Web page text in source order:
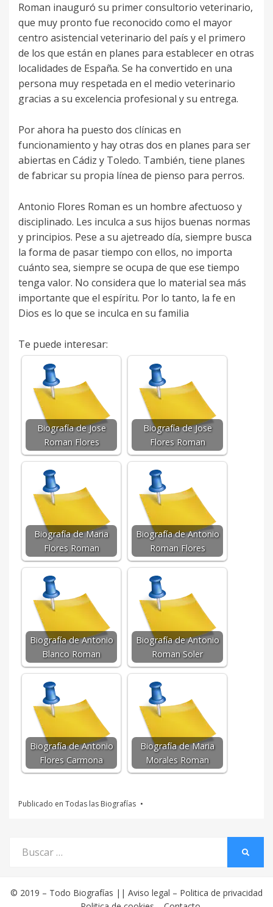
Roman inauguró su primer consultorio veterinario,
que muy pronto fue reconocido como el mayor
centro asistencial veterinario del país y el primero
de los que están en planes para establecer en otras
localidades de España. Se ha convertido en una
persona muy respetada en el medio veterinario
gracias a su excelencia profesional y su entrega.
Por ahora ha puesto dos clínicas en
funcionamiento y hay otras dos en planes para ser
abiertas en Cádiz y Toledo. También, tiene planes
de fabricar su propia línea de pienso para perros.
Antonio Flores Roman es un hombre afectuoso y
disciplinado. Les inculca a sus hijos buenas normas
y principios. Pese a su ajetreado día, siempre busca
la forma de pasar tiempo con ellos, no importa
cuánto sea, siempre se ocupa de que ese tiempo
tenga valor. No considera que lo material sea más
importante que el espíritu. Por lo tanto, la fe en
Dios es lo que se inculca en su familia
Te puede interesar:
Biografía de Jose
Roman Flores
Biografía de Jose
Flores Roman
Biografía de Maria
Flores Roman
Biografía de Antonio
Roman Flores
Biografía de Antonio
Blanco Roman
Biografía de Antonio
Roman Soler
Biografía de Antonio
Flores Carmona
Biografía de Maria
Morales Roman
Publicado en Todas las Biografías
por:
© 2019 – Todo Biografías || Aviso legal – Politica de privacidad